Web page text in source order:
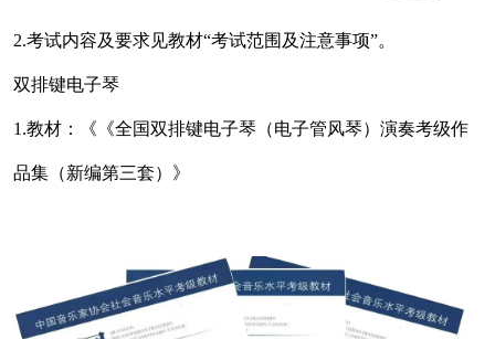
2.考试内容及要求见教材“考试范围及注意事项”。
双排键电子琴
1.教材：《《全国双排键电子琴（电子管风琴）演奏考级作
品集（新编第三套）》